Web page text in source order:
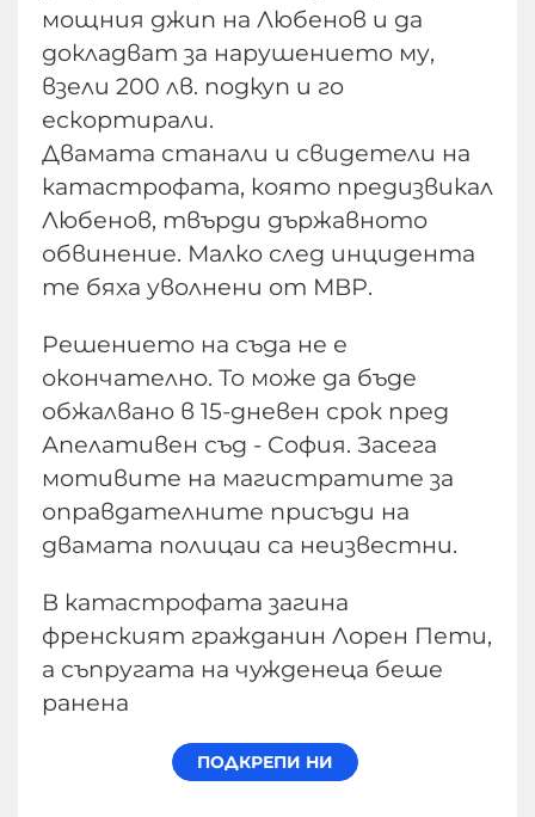
мощния джип на Любенов и да
докладват за нарушението му,
взели 200 лв. подкуп и го
ескортирали.
Двамата станали и свидетели на
катастрофата, която предизвикал
Любенов, твърди държавното
обвинение. Малко след инцидента
те бяха уволнени от МВР.
Решението на съда не е
окончателно. То може да бъде
обжалвано в 15-дневен срок пред
Апелативен съд - София. Засега
мотивите на магистратите за
оправдателните присъди на
двамата полицаи са неизвестни.
В катастрофата загина
френският гражданин Лорен Пети,
а съпругата на чужденеца беше
ранена